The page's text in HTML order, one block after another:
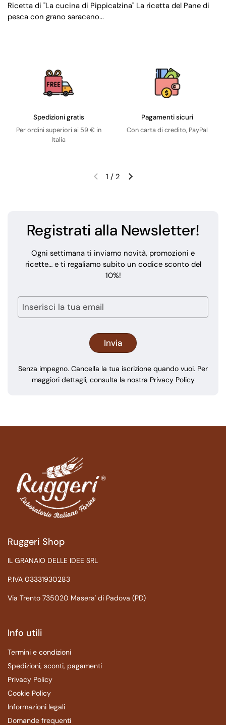
Ricetta di "La cucina di Pippicalzina" La ricetta del Pane di
pesca con grano saraceno...
Spedizioni gratis
Per ordini superiori ai 59 € in
Italia
Pagamenti sicuri
Con carta di credito, PayPal
1 / 2
Registrati alla Newsletter!
Ogni settimana ti inviamo novità, promozioni e
ricette… e ti regaliamo subito un codice sconto del
10%!
Senza impegno. Cancella la tua iscrizione quando vuoi. Per
maggiori dettagli, consulta la nostra Privacy Policy
Ruggeri Shop
IL GRANAIO DELLE IDEE SRL
P.IVA 03331930283
Via Trento 735020 Masera' di Padova (PD)
Info utili
Termini e condizioni
Spedizioni, sconti, pagamenti
Privacy Policy
Cookie Policy
Informazioni legali
Domande frequenti